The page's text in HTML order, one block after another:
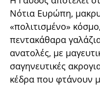
Νότια Ευρώπη,
«πολιτισμένο»
πεντακάθαρα
ανατολές, με
σαγηνευτικές
κέδρα που φτάνουν